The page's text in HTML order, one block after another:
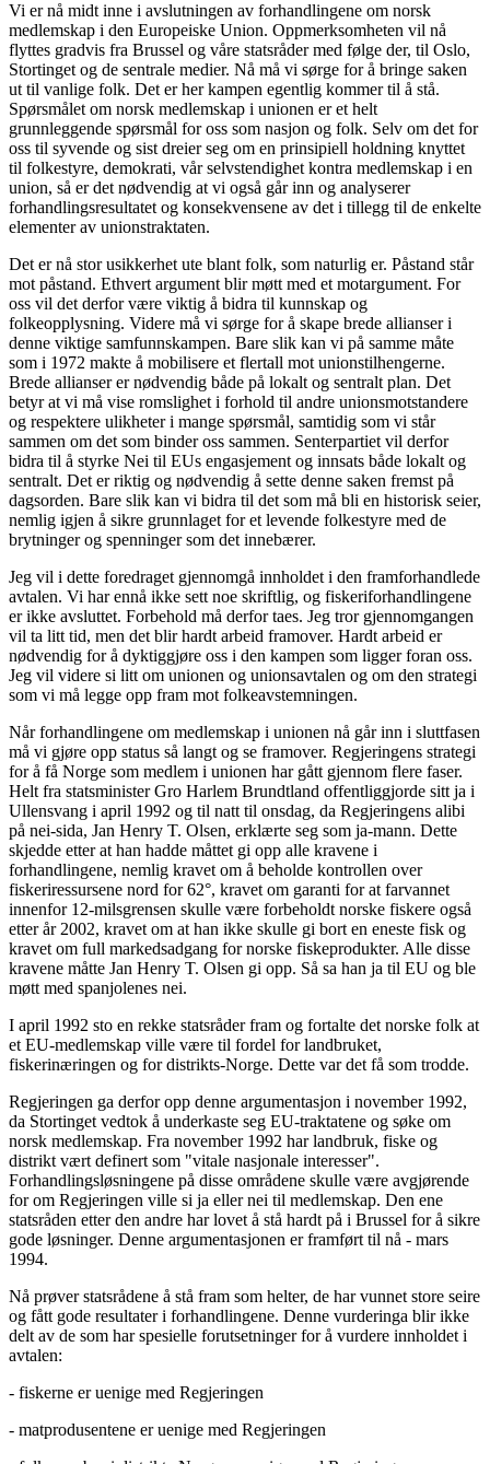
Vi er nå midt inne i avslutningen av forhandlingene om norsk
medlemskap i den Europeiske Union. Oppmerksomheten vil nå
flyttes gradvis fra Brussel og våre statsråder med følge der, til Oslo,
Stortinget og de sentrale medier. Nå må vi sørge for å bringe saken
ut til vanlige folk. Det er her kampen egentlig kommer til å stå.
Spørsmålet om norsk medlemskap i unionen er et helt
grunnleggende spørsmål for oss som nasjon og folk. Selv om det for
oss til syvende og sist dreier seg om en prinsipiell holdning knyttet
til folkestyre, demokrati, vår selvstendighet kontra medlemskap i en
union, så er det nødvendig at vi også går inn og analyserer
forhandlingsresultatet og konsekvensene av det i tillegg til de enkelte
elementer av unionstraktaten.
Det er nå stor usikkerhet ute blant folk, som naturlig er. Påstand står
mot påstand. Ethvert argument blir møtt med et motargument. For
oss vil det derfor være viktig å bidra til kunnskap og
folkeopplysning. Videre må vi sørge for å skape brede allianser i
denne viktige samfunnskampen. Bare slik kan vi på samme måte
som i 1972 makte å mobilisere et flertall mot unionstilhengerne.
Brede allianser er nødvendig både på lokalt og sentralt plan. Det
betyr at vi må vise romslighet i forhold til andre unionsmotstandere
og respektere ulikheter i mange spørsmål, samtidig som vi står
sammen om det som binder oss sammen. Senterpartiet vil derfor
bidra til å styrke Nei til EUs engasjement og innsats både lokalt og
sentralt. Det er riktig og nødvendig å sette denne saken fremst på
dagsorden. Bare slik kan vi bidra til det som må bli en historisk seier,
nemlig igjen å sikre grunnlaget for et levende folkestyre med de
brytninger og spenninger som det innebærer.
Jeg vil i dette foredraget gjennomgå innholdet i den framforhandlede
avtalen. Vi har ennå ikke sett noe skriftlig, og fiskeriforhandlingene
er ikke avsluttet. Forbehold må derfor taes. Jeg tror gjennomgangen
vil ta litt tid, men det blir hardt arbeid framover. Hardt arbeid er
nødvendig for å dyktiggjøre oss i den kampen som ligger foran oss.
Jeg vil videre si litt om unionen og unionsavtalen og om den strategi
som vi må legge opp fram mot folkeavstemningen.
Når forhandlingene om medlemskap i unionen nå går inn i sluttfasen
må vi gjøre opp status så langt og se framover. Regjeringens strategi
for å få Norge som medlem i unionen har gått gjennom flere faser.
Helt fra statsminister Gro Harlem Brundtland offentliggjorde sitt ja i
Ullensvang i april 1992 og til natt til onsdag, da Regjeringens alibi
på nei-sida, Jan Henry T. Olsen, erklærte seg som ja-mann. Dette
skjedde etter at han hadde måttet gi opp alle kravene i
forhandlingene, nemlig kravet om å beholde kontrollen over
fiskeriressursene nord for 62°, kravet om garanti for at farvannet
innenfor 12-milsgrensen skulle være forbeholdt norske fiskere også
etter år 2002, kravet om at han ikke skulle gi bort en eneste fisk og
kravet om full markedsadgang for norske fiskeprodukter. Alle disse
kravene måtte Jan Henry T. Olsen gi opp. Så sa han ja til EU og ble
møtt med spanjolenes nei.
I april 1992 sto en rekke statsråder fram og fortalte det norske folk at
et EU-medlemskap ville være til fordel for landbruket,
fiskerinæringen og for distrikts-Norge. Dette var det få som trodde.
Regjeringen ga derfor opp denne argumentasjon i november 1992,
da Stortinget vedtok å underkaste seg EU-traktatene og søke om
norsk medlemskap. Fra november 1992 har landbruk, fiske og
distrikt vært definert som "vitale nasjonale interesser".
Forhandlingsløsningene på disse områdene skulle være avgjørende
for om Regjeringen ville si ja eller nei til medlemskap. Den ene
statsråden etter den andre har lovet å stå hardt på i Brussel for å sikre
gode løsninger. Denne argumentasjonen er framført til nå - mars
1994.
Nå prøver statsrådene å stå fram som helter, de har vunnet store seire
og fått gode resultater i forhandlingene. Denne vurderinga blir ikke
delt av de som har spesielle forutsetninger for å vurdere innholdet i
avtalen:
- fiskerne er uenige med Regjeringen
- matprodusentene er uenige med Regjeringen